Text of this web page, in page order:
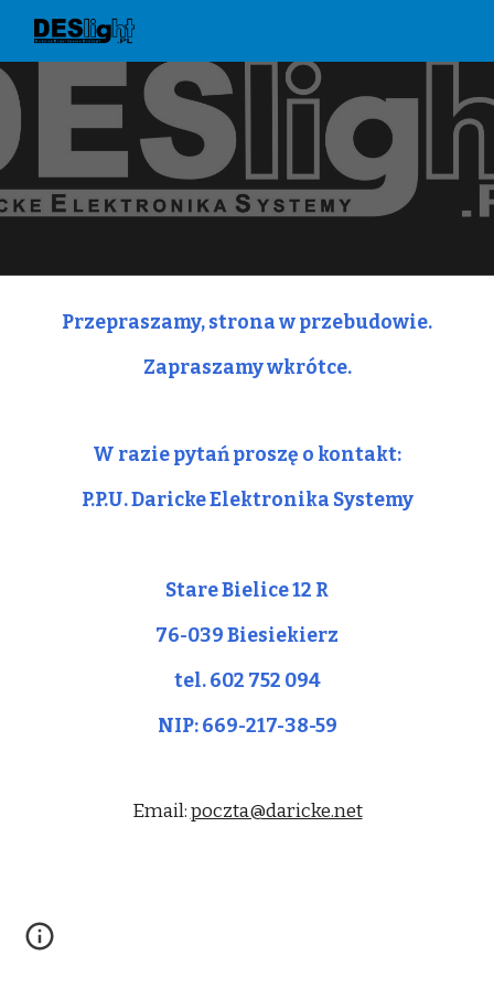
Skip to main content
Przepraszamy, strona w przebudowie.
Zapraszamy wkrótce.
W razie pytań proszę o kontakt:
P.P.U. Daricke Elektronika Systemy
Stare Bielice 12 R
76-039 Biesiekierz
tel. 602 752 094
NIP: 669-217-38-59
Email: poczta@daricke.net